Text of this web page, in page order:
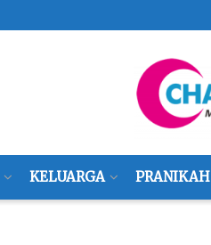
KELUARGA PRANIKAH